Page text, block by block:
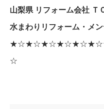
山梨県 リフォーム会社
水まわりリフォーム・メ
☆